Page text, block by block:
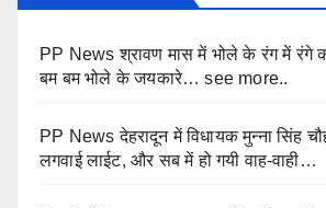
PP News श्रावण मास में भोले के रंग में रंगे
बम बम भोले के जयकारे… see more..
PP News देहरादून में विधायक मुन्ना सिंह
लगवाई लाईट, और सब में हो गयी वाह-वाही…